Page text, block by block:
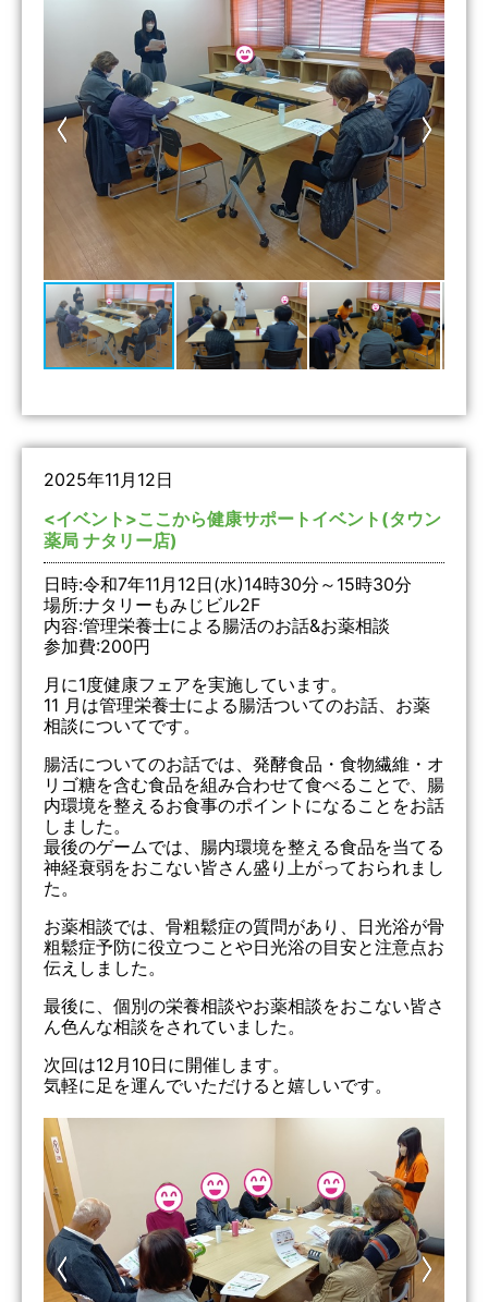
2025年11月12日
<イベント>ここから健康サポートイベント(タウン
薬局 ナタリー店)
日時:令和7年11月12日(水)14時30分～15時30分
場所:ナタリーもみじビル2F
内容:管理栄養士による腸活のお話&お薬相談
参加費:200円
月に1度健康フェアを実施しています。
11 月は管理栄養士による腸活ついてのお話、お薬
相談についてです。
腸活についてのお話では、発酵食品・食物繊維・オ
リゴ糖を含む食品を組み合わせて食べることで、腸
内環境を整えるお食事のポイントになることをお話
しました。
最後のゲームでは、腸内環境を整える食品を当てる
神経衰弱をおこない皆さん盛り上がっておられまし
た。
お薬相談では、骨粗鬆症の質問があり、日光浴が骨
粗鬆症予防に役立つことや日光浴の目安と注意点お
伝えしました。
最後に、個別の栄養相談やお薬相談をおこない皆さ
ん色んな相談をされていました。
次回は12月10日に開催します。
気軽に足を運んでいただけると嬉しいです。